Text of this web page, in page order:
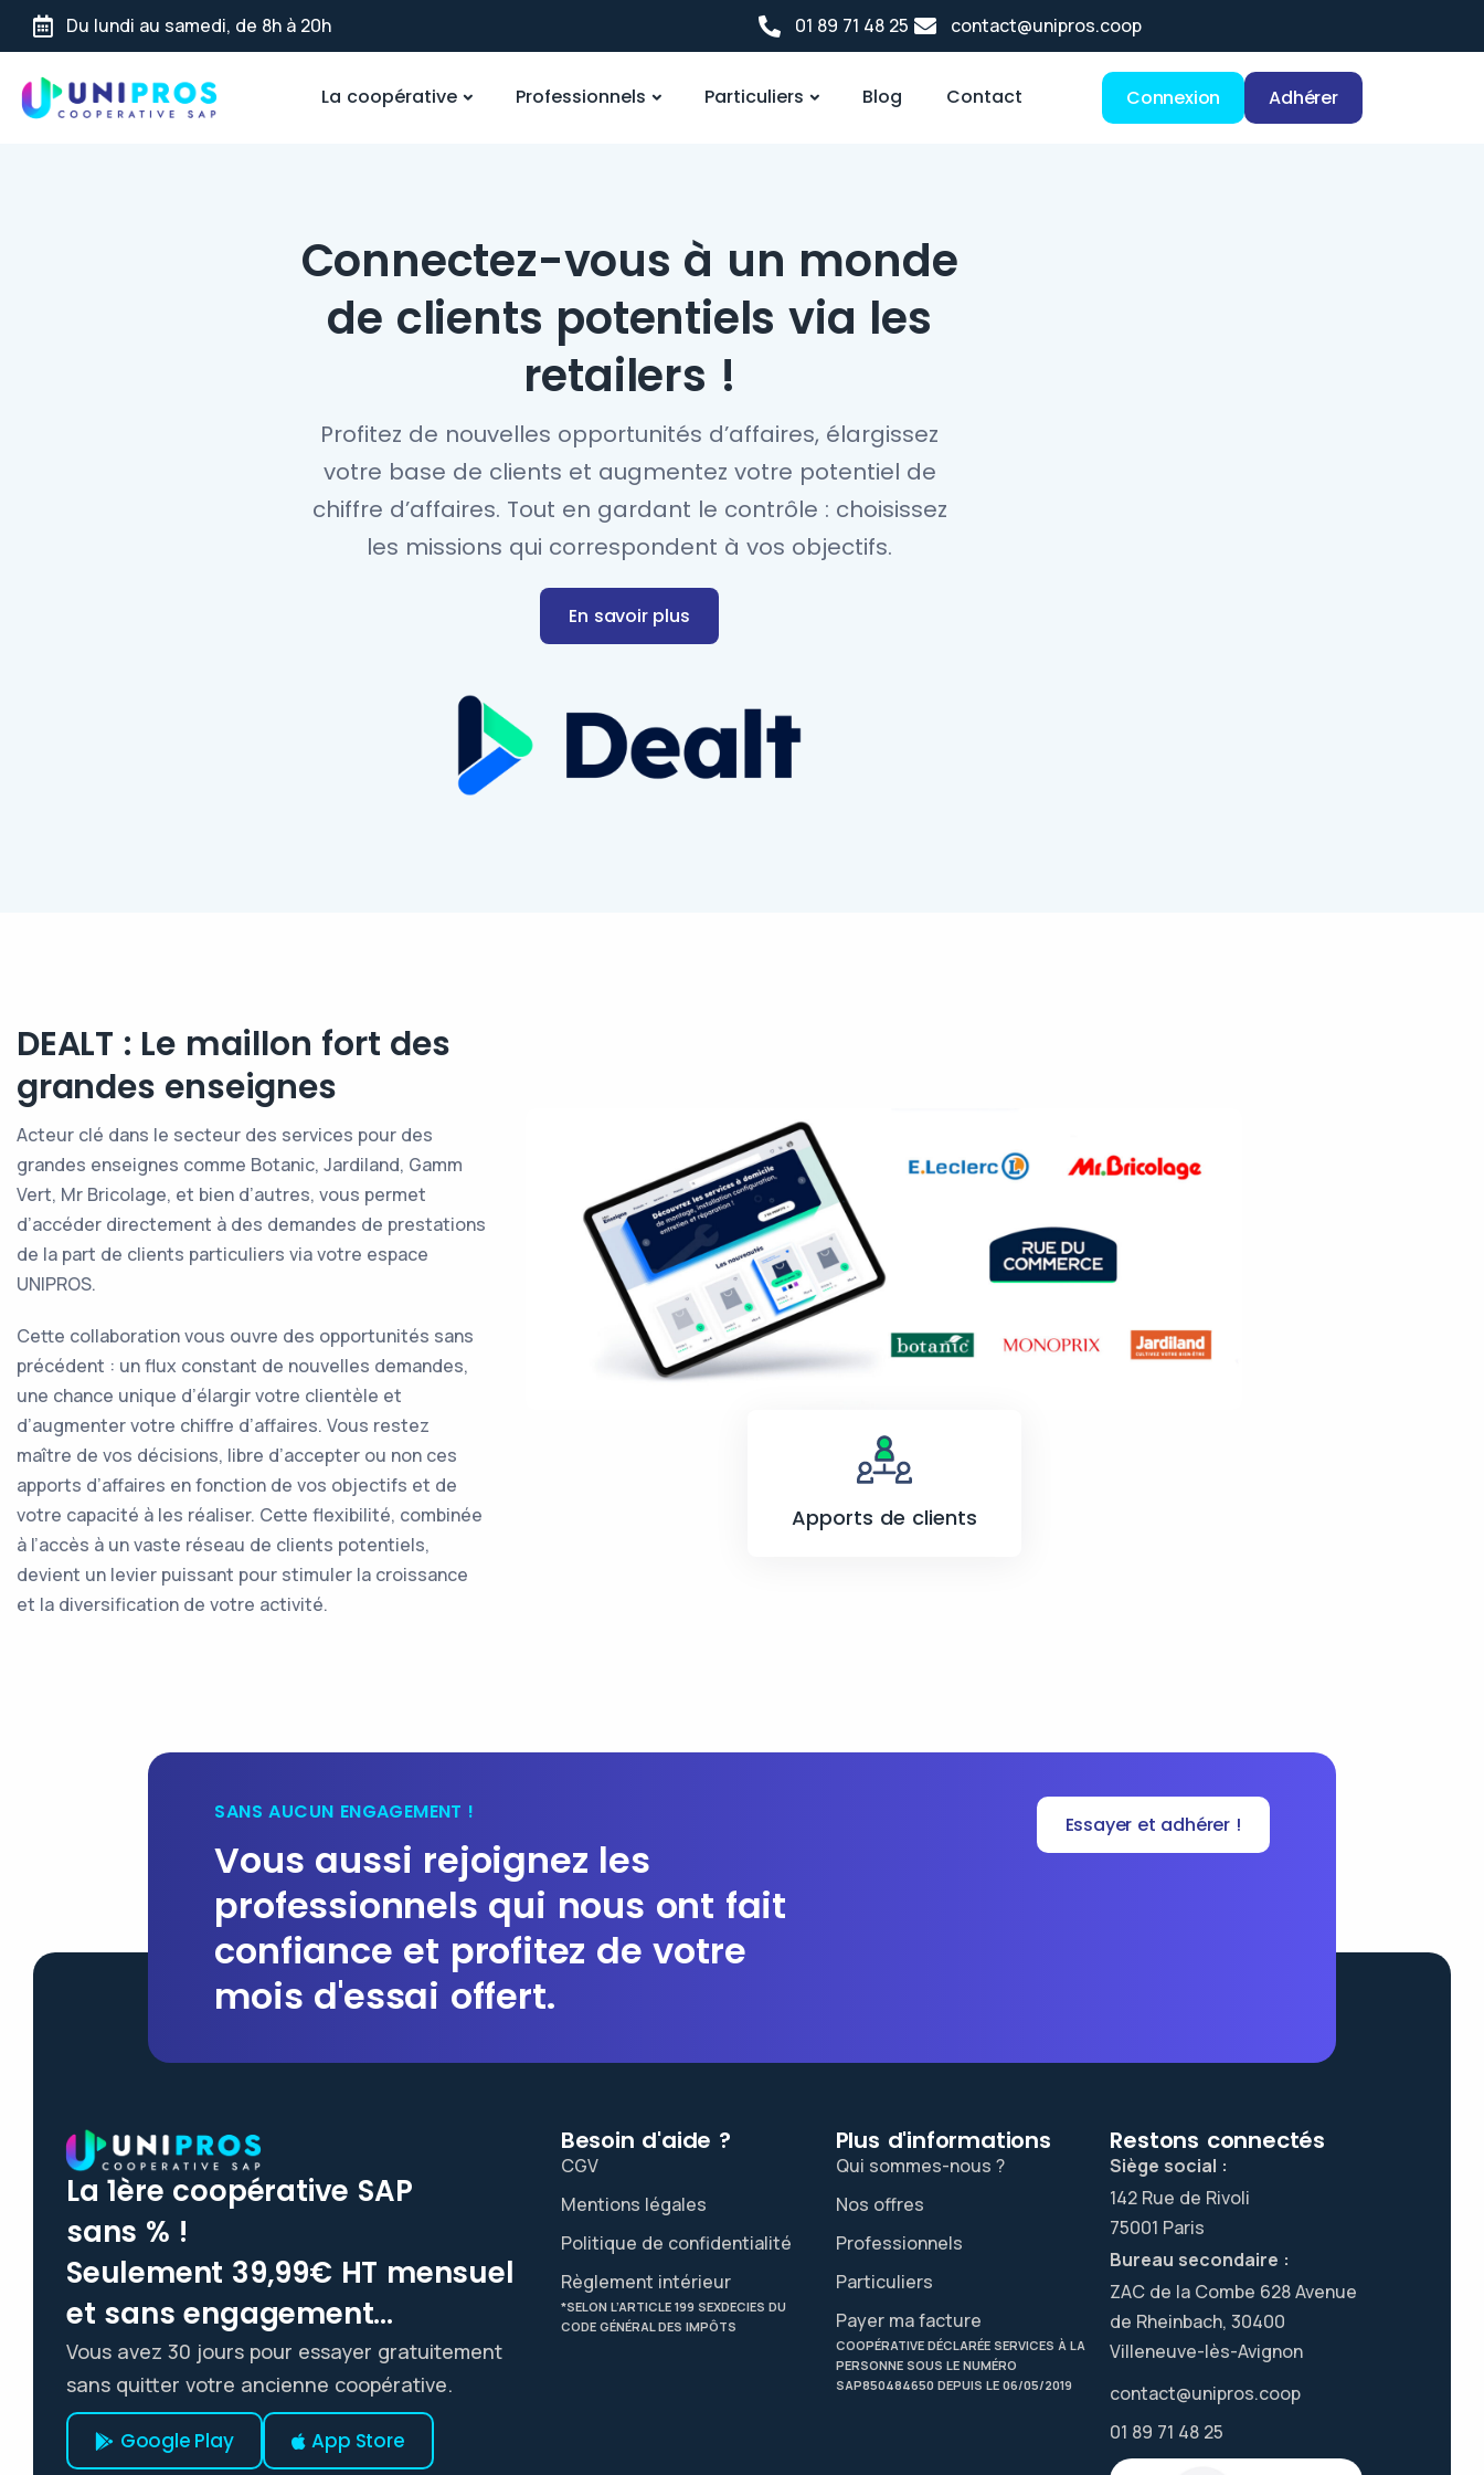
Du lundi au samedi, de 8h à 20h 01 89 71 48 25 contact@unipros.coop
La coopérative Professionnels Particuliers Blog Contact Connexion Adhérer
Connectez-vous à un monde
de clients potentiels via les
retailers !
Profitez de nouvelles opportunités d’affaires, élargissez
votre base de clients et augmentez votre potentiel de
chiffre d’affaires. Tout en gardant le contrôle : choisissez
les missions qui correspondent à vos objectifs.
En savoir plus
DEALT : Le maillon fort des
grandes enseignes
Acteur clé dans le secteur des services pour des
grandes enseignes comme Botanic, Jardiland, Gamm
Vert, Mr Bricolage, et bien d’autres, vous permet
d’accéder directement à des demandes de prestations
de la part de clients particuliers via votre espace
UNIPROS.
Cette collaboration vous ouvre des opportunités sans
précédent : un flux constant de nouvelles demandes,
une chance unique d’élargir votre clientèle et
d’augmenter votre chiffre d’affaires. Vous restez
maître de vos décisions, libre d’accepter ou non ces
apports d’affaires en fonction de vos objectifs et de
votre capacité à les réaliser. Cette flexibilité, combinée
à l’accès à un vaste réseau de clients potentiels,
devient un levier puissant pour stimuler la croissance
et la diversification de votre activité.
Apports de clients
SANS AUCUN ENGAGEMENT !
Vous aussi rejoignez les
professionnels qui nous ont fait
confiance et profitez de votre
mois d'essai offert.
Essayer et adhérer !
La 1ère coopérative SAP
sans % !
Seulement 39,99€ HT mensuel
et sans engagement...
Vous avez 30 jours pour essayer gratuitement
sans quitter votre ancienne coopérative.
Google Play App Store
Besoin d'aide ?
CGV
Mentions légales
Politique de confidentialité
Règlement intérieur
*SELON L’ARTICLE 199 SEXDECIES DU
CODE GÉNÉRAL DES IMPÔTS
Plus d'informations​
Qui sommes-nous ?
Nos offres
Professionnels
Particuliers
Payer ma facture
COOPÉRATIVE DÉCLARÉE SERVICES À LA
PERSONNE SOUS LE NUMÉRO
SAP850484650 DEPUIS LE 06/05/2019
Restons connectés
Siège social :
142 Rue de Rivoli
75001 Paris
Bureau secondaire :
ZAC de la Combe 628 Avenue
de Rheinbach, 30400
Villeneuve-lès-Avignon
contact@unipros.coop
01 89 71 48 25